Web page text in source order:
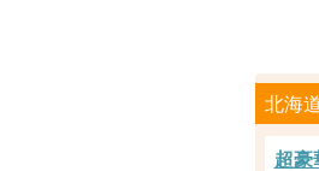
北海
超豪